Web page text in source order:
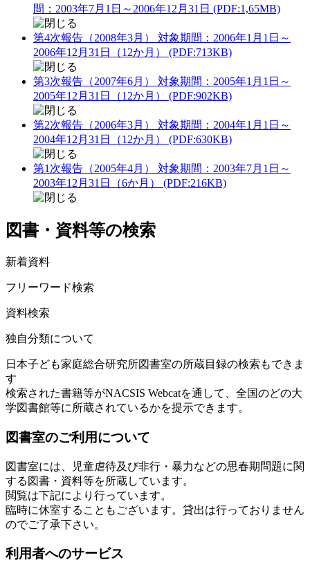
間：2003年7月1日～2006年12月31日 (PDF:1,65MB)
第4次報告（2008年3月） 対象期間：2006年1月1日～
2006年12月31日（12か月） (PDF:713KB)
第3次報告（2007年6月） 対象期間：2005年1月1日～
2005年12月31日（12か月） (PDF:902KB)
第2次報告（2006年3月） 対象期間：2004年1月1日～
2004年12月31日（12か月） (PDF:630KB)
第1次報告（2005年4月） 対象期間：2003年7月1日～
2003年12月31日（6か月） (PDF:216KB)
図書・資料等の検索
新着資料
フリーワード検索
資料検索
独自分類について
日本子ども家庭総合研究所図書室の所蔵目録の検索もできま
す
検索された書籍等がNACSIS Webcatを通して、全国のどの大
学図書館等に所蔵されているかを提示できます。
図書室のご利用について
図書室には、児童虐待及び非行・暴力などの思春期問題に関
する図書・資料等を所蔵しています。
閲覧は下記により行っています。
臨時に休室することもございます。貸出は行っておりません
のでご了承下さい。
利用者へのサービス